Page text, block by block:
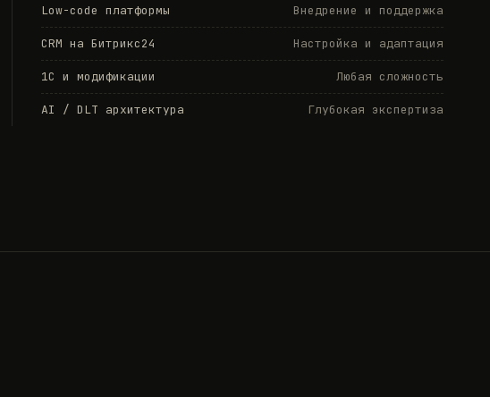
Low-code платформы Внедрение и поддержка
CRM на Битрикс24 Настройка и адаптация
1С и модификации Любая сложность
AI / DLT архитектура Глубокая экспертиза